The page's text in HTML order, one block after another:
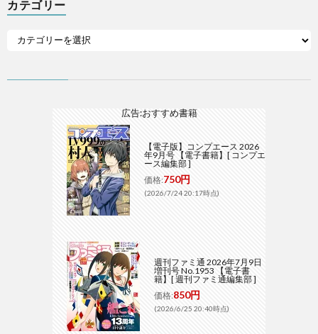
カテゴリー
広告:おすすめ書籍
【電子版】コンプエース 2026
年9月号 【電子書籍】[ コンプエ
ース編集部 ]
価格:750円
(2026/7/24 20:17時点)
週刊ファミ通 2026年7月9日
増刊号 No.1953 【電子書
籍】[ 週刊ファミ通編集部 ]
価格:850円
(2026/6/25 20:40時点)